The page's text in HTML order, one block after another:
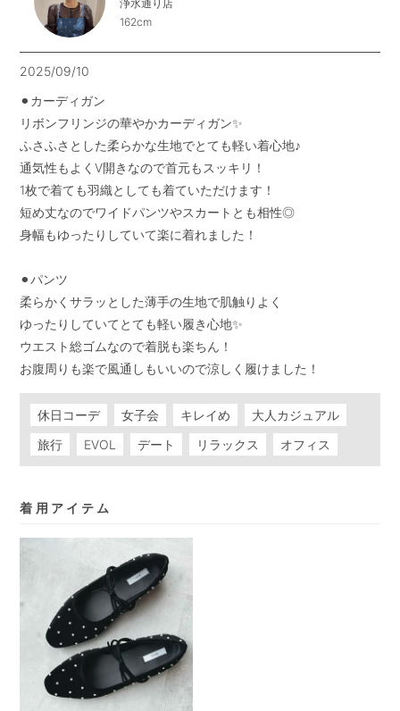
浄水通り店
162cm
2025/09/10
⚫︎カーディガン
リボンフリンジの華やかカーディガン✨
ふさふさとした柔らかな生地でとても軽い着心地♪
通気性もよくV開きなので首元もスッキリ！
1枚で着ても羽織としても着ていただけます！
短め丈なのでワイドパンツやスカートとも相性◎
身幅もゆったりしていて楽に着れました！
⚫︎パンツ
柔らかくサラッとした薄手の生地で肌触りよく
ゆったりしていてとても軽い履き心地✨
ウエスト総ゴムなので着脱も楽ちん！
お腹周りも楽で風通しもいいので涼しく履けました！
休日コーデ 女子会 キレイめ
大人カジュアル
旅行
EVOL デート リラックス オフィス
着用アイテム